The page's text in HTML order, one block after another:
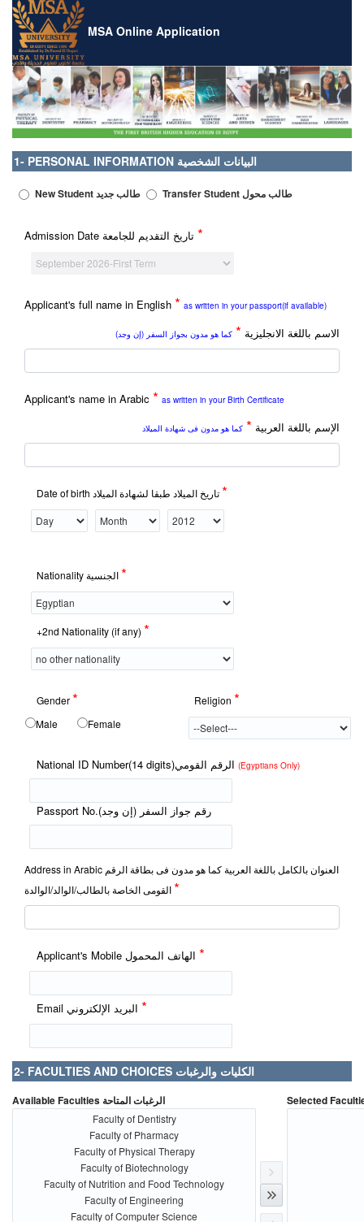
MSA Online Application
1- PERSONAL INFORMATION البيانات الشخصية
New Student طالب جديد Transfer Student طالب محول
*
Applicant's full name in English * as written in your passport(if available)
الاسم باللغة الانجليزية * كما هو مدون بجواز السفر (إن وجد)
Applicant's name in Arabic * as written in your Birth Certificate
الإسم باللغة العربية * كما هو مدون فى شهادة الميلاد
*
*
+2nd Nationality (if any) *
Gender *
Male Female
Religion *
(Egyptians Only)
Passport No.رقم جواز السفر (إن وجد)
Address in Arabic العنوان بالكامل باللغة العربية كما هو مدون فى بطاقة الرقم
*
*
*
2- FACULTIES AND CHOICES الكليات والرغبات
Available Faculties الرغبات المتاحة
Faculty of Dentistry
Faculty of Pharmacy
Faculty of Physical Therapy
Faculty of Biotechnology
Faculty of Nutrition and Food Technology
Faculty of Engineering
Faculty of Computer Science